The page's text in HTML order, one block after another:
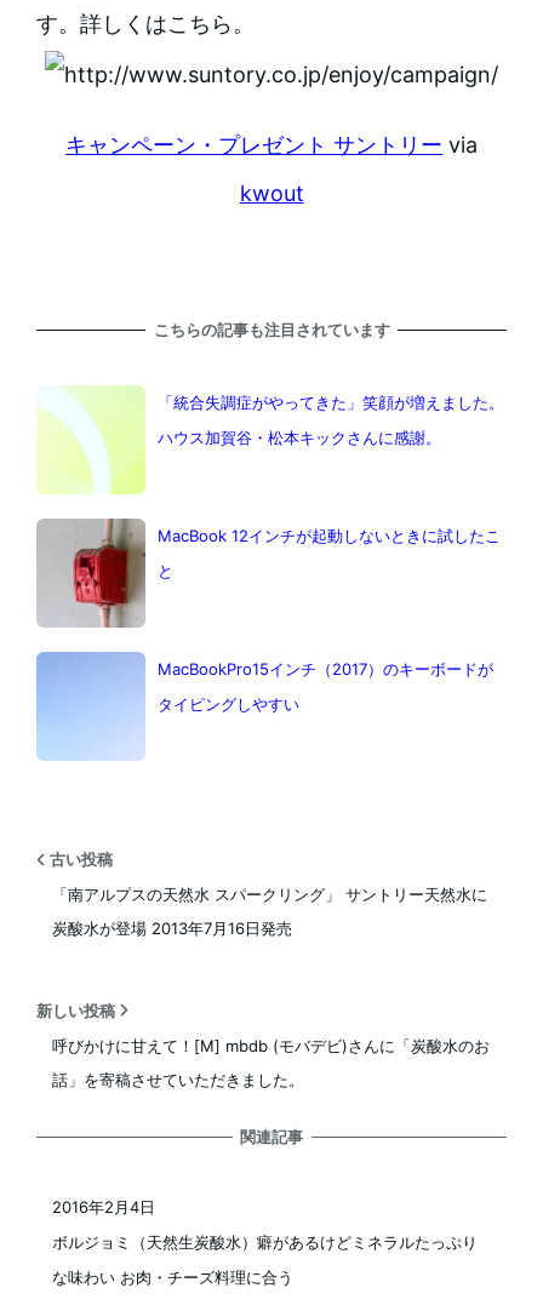
す。詳しくはこちら。
キャンペーン・プレゼント サントリー via
kwout
こちらの記事も注目されています
「統合失調症がやってきた」笑顔が増えました。
ハウス加賀谷・松本キックさんに感謝。
MacBook 12インチが起動しないときに試したこ
と
MacBookPro15インチ（2017）のキーボードが
タイピングしやすい
古い投稿
「南アルプスの天然水 スパークリング」 サントリー天然水に
炭酸水が登場 2013年7月16日発売
新しい投稿
呼びかけに甘えて！[M] mbdb (モバデビ)さんに「炭酸水のお
話」を寄稿させていただきました。
関連記事
ボルジョミ（天然生炭酸水）癖があるけどミネラルたっぷり
な味わい お肉・チーズ料理に合う
2016年2月4日